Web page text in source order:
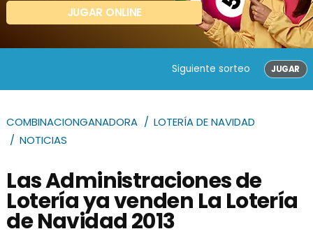
JUGAR ONLINE
Siguiente sorteo JUGAR
COMBINACIONGANADORA
LOTERÍA DE NAVIDAD
NOTICIAS
Las Administraciones de
Lotería ya venden La Lotería
de Navidad 2013